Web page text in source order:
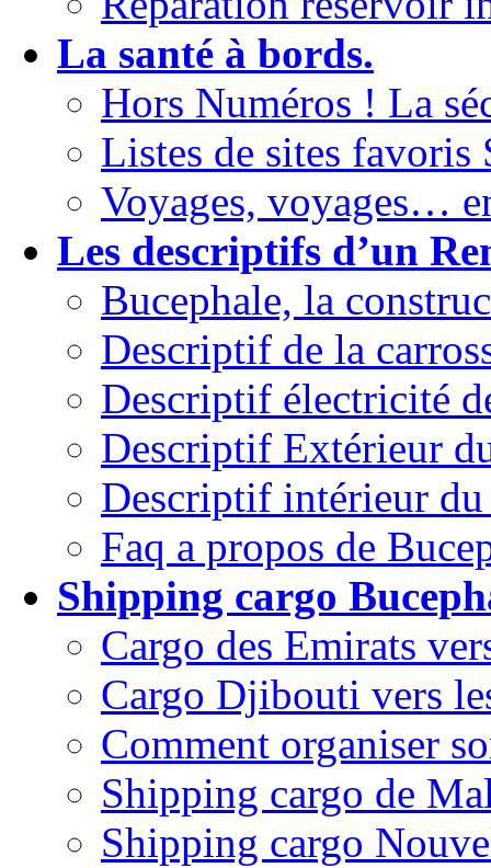
La santé à bords.
Hors Numéros ! La
Listes de sites
Voyages, voyages…
Les descriptifs d’un
Bucephale, la
Descriptif de la
Descriptif électricité
Descriptif Extérieur
Descriptif intérieur
Faq a propos de
Shipping cargo
Cargo des Emirats
Cargo Djibouti vers
Comment organiser
Shipping cargo de
Shipping cargo